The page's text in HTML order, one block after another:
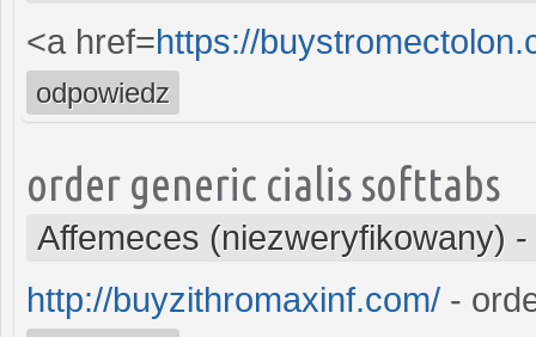
<a href=https://
odpowiedz
order generic cialis softtabs
Affemeces (niezweryfikowany) -
http://buyzithromaxinf.com/ -